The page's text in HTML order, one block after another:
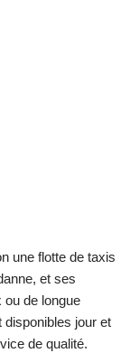
une flotte de taxis
et ses
de longue
jour et
de qualité.